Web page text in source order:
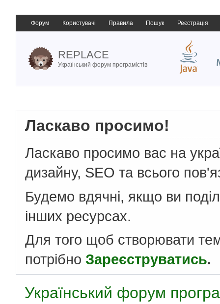
Форум Користувачі Правила Пошук Реєстрація
REPLACE
Український форум програмістів
Ласкаво просимо!
Ласкаво просимо вас на
дизайну, SEO та всього
Будемо вдячні, якщо ви
інших ресурсах.
Для того щоб створювати
потрібно Зареєструватись.
Український форум